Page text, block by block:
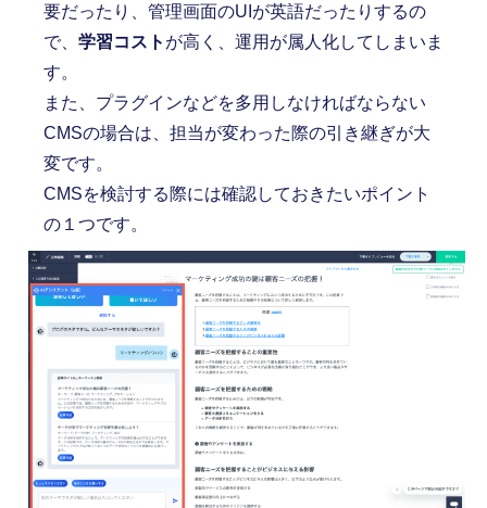
要だったり、管理画面のUIが英語だったりするの
で、 学習コスト が高く、運用が属人化してしまいま
す。
また、プラグインなどを多用しなければならない
CMSの場合は、担当が変わった際の引き継ぎが大
変です。
CMSを検討する際には確認しておきたいポイント
の１つです。